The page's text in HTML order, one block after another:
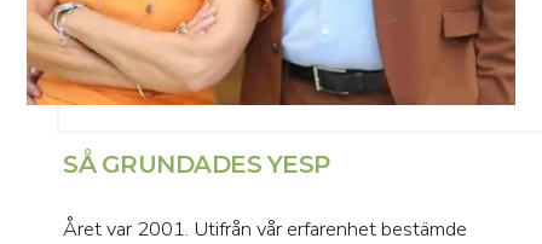
SÅ GRUNDADES YESP
Året var 2001. Utifrån vår erfarenhet bestämde